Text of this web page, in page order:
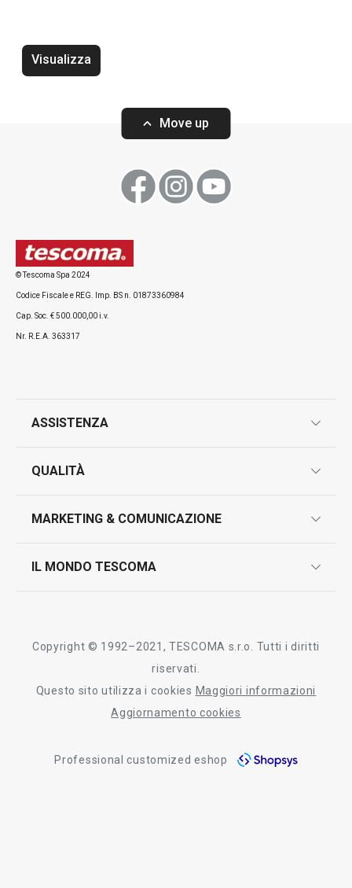
Tutti i prodotti della linea CLEAN KIT
Visualizza
Move up
© Tescoma Spa 2024
Codice Fiscale e REG. Imp. BS n. 01873360984
Cap. Soc. € 500.000,00 i.v.
Nr. R.E.A. 363317
ASSISTENZA
contatti
QUALITÀ
test sui prodotti
MARKETING & COMUNICAZIONE
IL MONDO TESCOMA
Tescoma nel mondo
informativa whistleblowing
Copyright © 1992–2021, TESCOMA s.r.o. Tutti i diritti
riservati.
Questo sito utilizza i cookies Maggiori informazioni
Aggiornamento cookies
Professional customized eshop